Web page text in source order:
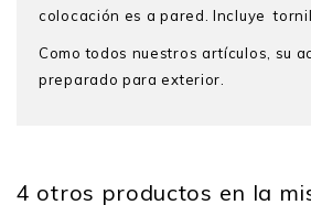
colocación es a pared. Incluye
Como todos nuestros artículos, su
preparado para exterior.
4 otros productos en la